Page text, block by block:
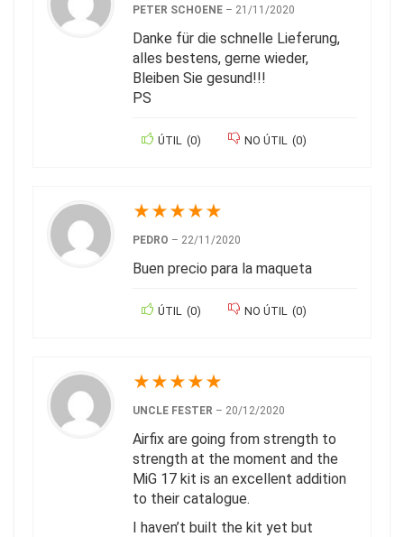
PETER SCHOENE – 21/11/2020
Danke für die schnelle Lieferung,
alles bestens, gerne wieder,
Bleiben Sie gesund!!!
PS
ÚTIL (0) NO ÚTIL (0)
★★★★★
PEDRO – 22/11/2020
Buen precio para la maqueta
ÚTIL (0) NO ÚTIL (0)
★★★★★
UNCLE FESTER – 20/12/2020
Airfix are going from strength to
strength at the moment and the
MiG 17 kit is an excellent addition
to their catalogue.
I haven’t built the kit yet but